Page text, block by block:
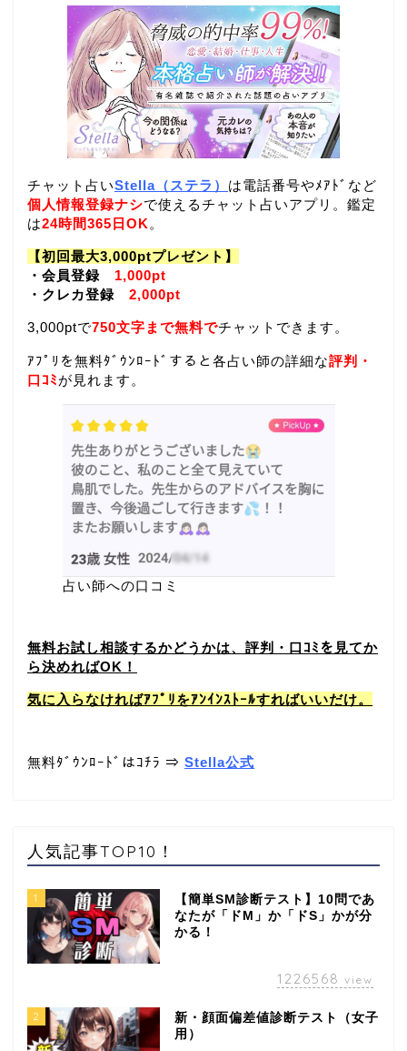
チャット占いStella（ステラ） は電話番号やﾒｱﾄﾞなど
個人情報登録ナシで使えるチャット占いアプリ。鑑定
は24時間365日OK 。
【初回最大3,000ptプレゼント】
・会員登録 1,000pt
・クレカ登録 2,000pt
3,000ptで750文字まで無料でチャットできます。
ｱﾌﾟﾘを無料ﾀﾞｳﾝﾛｰﾄﾞすると各占い師の詳細な評判・
口ｺﾐが見れます。
占い師への口コミ
無料お試し相談するかどうかは、評判・口ｺﾐを見てか
ら決めればOK！
気に入らなければｱﾌﾟﾘをｱﾝｲﾝｽﾄｰﾙすればいいだけ。
無料ﾀﾞｳﾝﾛｰﾄﾞはｺﾁﾗ ⇒ Stella公式
人気記事TOP10！
1
【簡単SM診断テスト】10問であ
なたが「ドM」か「ドS」かが分
かる！
1226568 view
2
新・顔面偏差値診断テスト（女子
用）